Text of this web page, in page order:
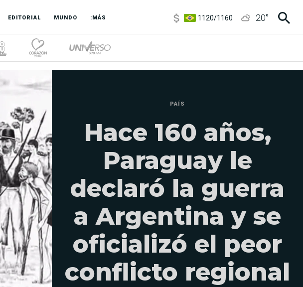
EDITORIAL MUNDO :MÁS
3,6/3,9
20°
PAÍS
Hace 160 años,
Paraguay le
declaró la guerra
a Argentina y se
oficializó el peor
conflicto regional